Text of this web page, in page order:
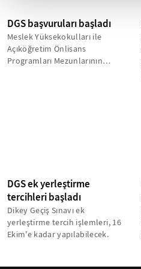
DGS başvuruları başladı
Meslek Yüksekokulları ile
Açıköğretim Önlisans
Programları Mezunlarının
DGS ek yerleştirme
tercihleri başladı
Dikey Geçiş Sınavı ek
yerleştirme tercih işlemleri, 16
Ekim'e kadar yapılabilecek.